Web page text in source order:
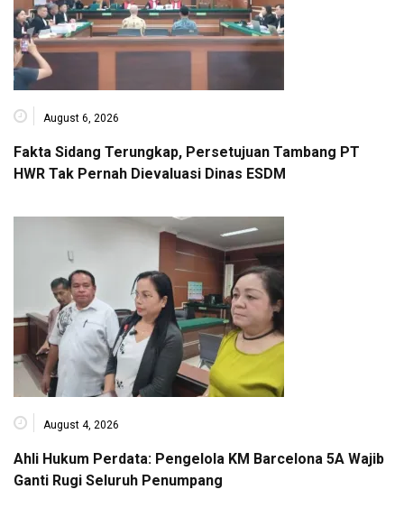
August 6, 2026
Fakta Sidang Terungkap, Persetujuan Tambang PT
HWR Tak Pernah Dievaluasi Dinas ESDM
August 4, 2026
Ahli Hukum Perdata: Pengelola KM Barcelona 5A Wajib
Ganti Rugi Seluruh Penumpang